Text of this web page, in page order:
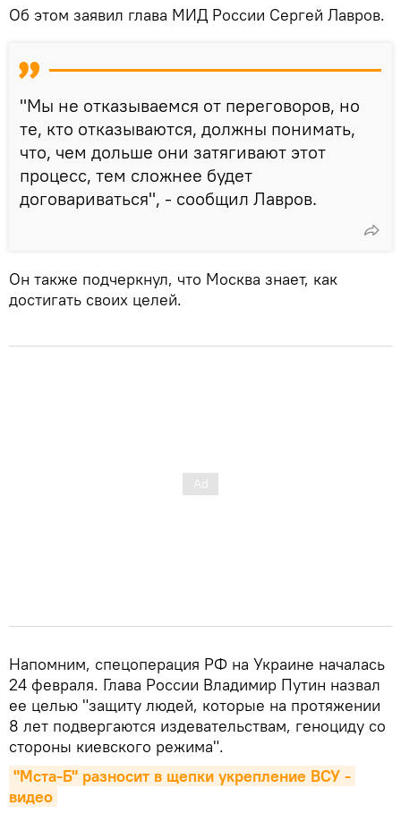
Об этом заявил глава МИД России Сергей Лавров.
"Мы не отказываемся от переговоров, но
те, кто отказываются, должны понимать,
что, чем дольше они затягивают этот
процесс, тем сложнее будет
договариваться", - сообщил Лавров.
Он также подчеркнул, что Москва знает, как
достигать своих целей.
Напомним, спецоперация РФ на Украине началась
24 февраля. Глава России Владимир Путин назвал
ее целью "защиту людей, которые на протяжении
8 лет подвергаются издевательствам, геноциду со
стороны киевского режима".
"Мста-Б" разносит в щепки укрепление ВСУ -
видео